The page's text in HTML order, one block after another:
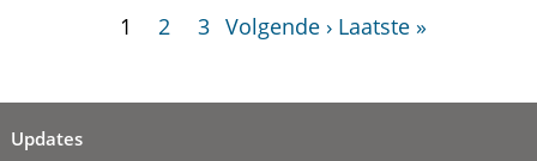
1 2 3 Volgende › Laatste »
Updates